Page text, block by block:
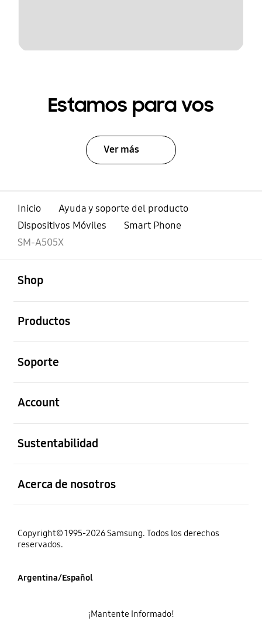
Estamos para vos
Ver más
Inicio
Ayuda y soporte del producto
Dispositivos Móviles
Smart Phone
SM-A505X
Shop
Productos
Soporte
Account
Sustentabilidad
Acerca de nosotros
Copyright© 1995-2026 Samsung. Todos los derechos
reservados.
Argentina/Español
¡Mantente Informado!